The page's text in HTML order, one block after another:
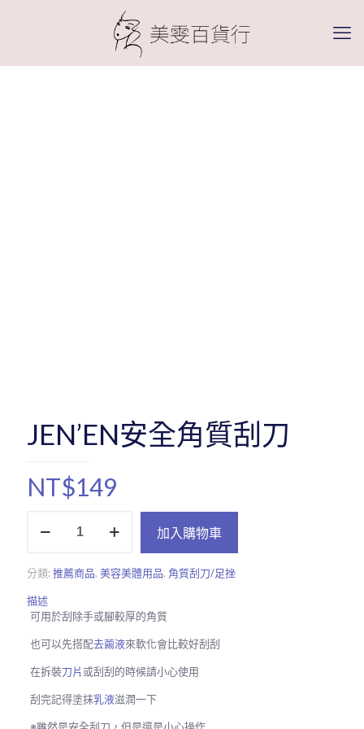
JEN’EN安全角質刮刀
NT$149
質
刮
刀
數
量
加入購物車
分類:推薦商品, 美容美體用品, 角質刮刀/足挫
描述
可用於刮除手或腳較厚的角質
也可以先搭配去繭液來軟化會比較好刮刮
在拆裝刀片 或刮刮的時候請小心使用
刮完記得塗抹乳液滋潤一下